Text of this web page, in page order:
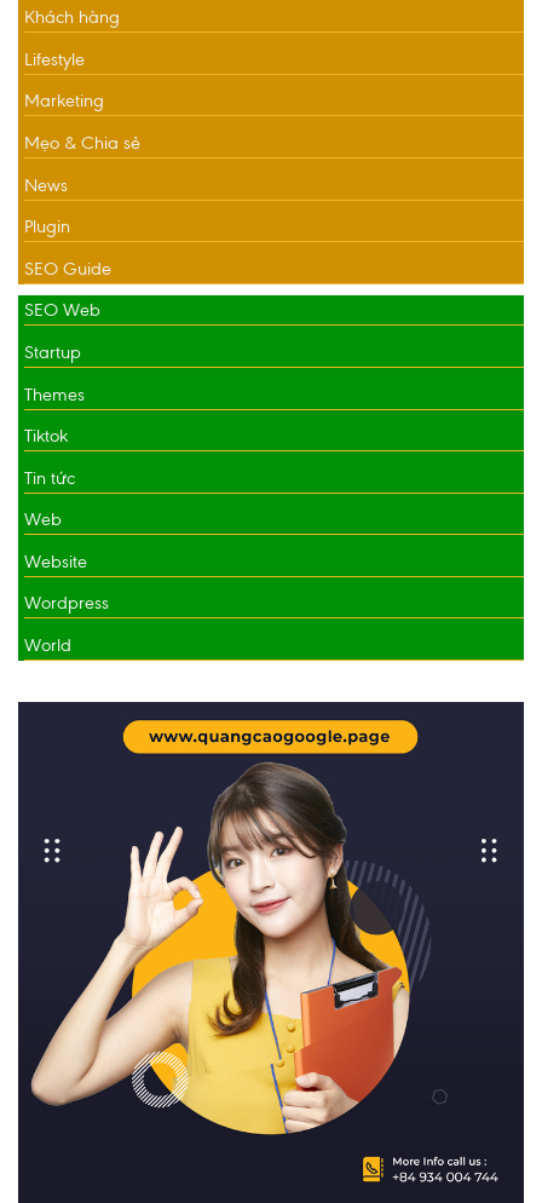
Khách hàng
Lifestyle
Marketing
Mẹo & Chia sẻ
News
Plugin
SEO Guide
SEO Web
Startup
Themes
Tiktok
Tin tức
Web
Website
Wordpress
World